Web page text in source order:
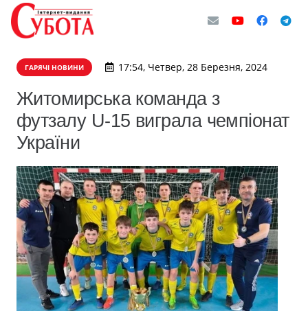
ГАРЯЧІ НОВИНИ 17:54, Четвер, 28 Березня, 2024
Житомирська команда з
футзалу U-15 виграла чемпіонат
України